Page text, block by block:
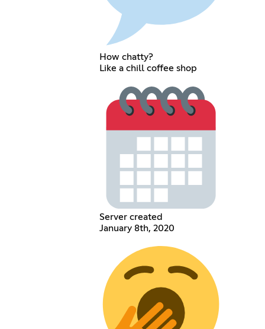
How chatty?
Like a chill coffee shop
Server created
January 8th, 2020